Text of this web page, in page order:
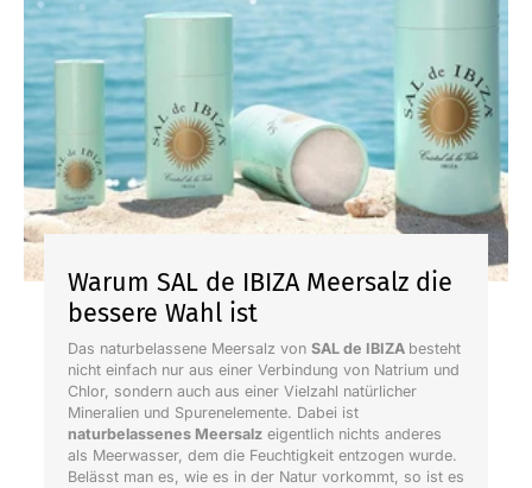
Warum SAL de IBIZA Meersalz die
bessere Wahl ist
Das naturbelassene Meersalz von SAL de IBIZA besteht
nicht einfach nur aus einer Verbindung von Natrium und
Chlor, sondern auch aus einer Vielzahl natürlicher
Mineralien und Spurenelemente. Dabei ist
naturbelassenes Meersalz eigentlich nichts anderes
als Meerwasser, dem die Feuchtigkeit entzogen wurde.
Belässt man es, wie es in der Natur vorkommt, so ist es